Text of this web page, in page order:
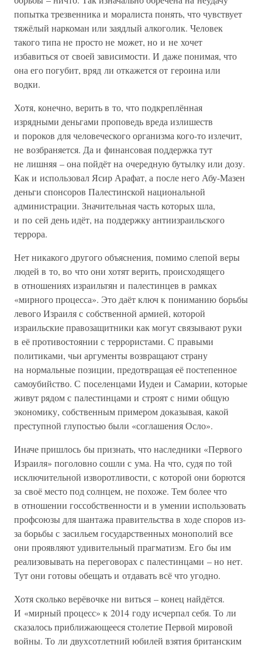
попытка трезвенника и моралиста понять, что чувствует
тяжёлый наркоман или заядлый алкоголик. Человек
такого типа не просто не может, но и не хочет
избавиться от своей зависимости. И даже понимая, что
она его погубит, вряд ли откажется от героина или
водки.
Хотя, конечно, верить в то, что подкреплённая
изрядными деньгами проповедь вреда излишеств
и пороков для человеческого организма кого-то излечит,
не возбраняется. Да и финансовая поддержка тут
не лишняя – она пойдёт на очередную бутылку или дозу.
Как и использовал Ясир Арафат, а после него Абу-Мазен
деньги спонсоров Палестинской национальной
администрации. Значительная часть которых шла,
и по сей день идёт, на поддержку антиизраильского
террора.
Нет никакого другого объяснения, помимо слепой веры
людей в то, во что они хотят верить, происходящего
в отношениях израильтян и палестинцев в рамках
«мирного процесса». Это даёт ключ к пониманию борьбы
левого Израиля с собственной армией, которой
израильские правозащитники как могут связывают руки
в её противостоянии с террористами. С правыми
политиками, чьи аргументы возвращают страну
на нормальные позиции, предотвращая её постепенное
самоубийство. С поселенцами Иудеи и Самарии, которые
живут рядом с палестинцами и строят с ними общую
экономику, собственным примером доказывая, какой
преступной глупостью были «соглашения Осло».
Иначе пришлось бы признать, что наследники «Первого
Израиля» поголовно сошли с ума. На что, судя по той
исключительной изворотливости, с которой они борются
за своё место под солнцем, не похоже. Тем более что
в отношении госсобственности и в умении использовать
профсоюзы для шантажа правительства в ходе споров из-
за борьбы с засильем государственных монополий все
они проявляют удивительный прагматизм. Его бы им
реализовывать на переговорах с палестинцами – но нет.
Тут они готовы обещать и отдавать всё что угодно.
Хотя сколько верёвочке ни виться – конец найдётся.
И «мирный процесс» к 2014 году исчерпал себя. То ли
сказалось приближающееся столетие Первой мировой
войны. То ли двухсотлетний юбилей взятия британским